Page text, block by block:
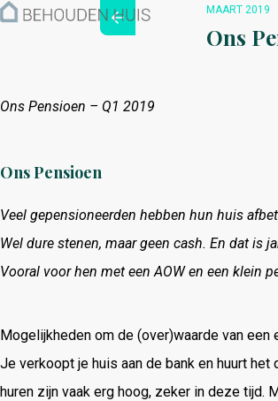
Hoe werkt het?
MAART 2019
Ons
Ons Pensioen – Q1 2019
Ons Pensioen
Veel gepensioneerden hebben hun huis
Wel dure stenen, maar geen cash. En dat is
Vooral voor hen met een AOW en een klein
Mogelijkheden om de (over)waarde van
Je verkoopt je huis aan de bank en huurt
huren zijn vaak erg hoog, zeker in deze tijd.